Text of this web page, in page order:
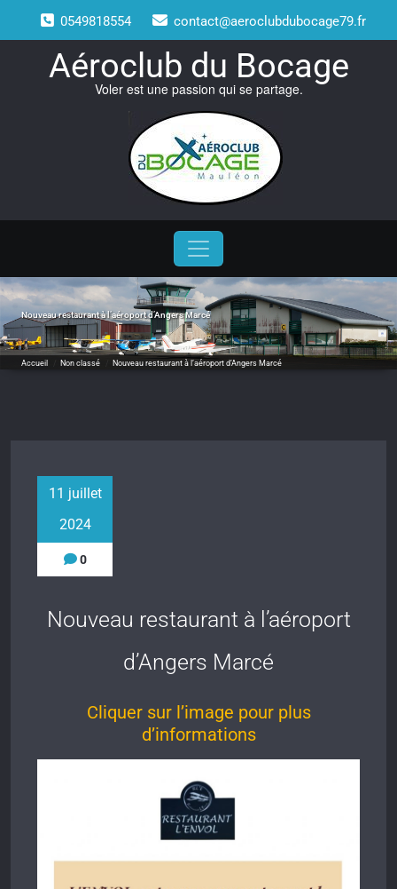
content
0549818554 contact@aeroclubdubocage79.fr
Aéroclub du Bocage
Voler est une passion qui se partage.
Nouveau restaurant à l’aéroport d’Angers Marcé
Accueil Non classé Nouveau restaurant à l’aéroport d’Angers Marcé
11 juillet
2024
0
Nouveau restaurant à l’aéroport
d’Angers Marcé
Cliquer sur l’image pour plus
d’informations